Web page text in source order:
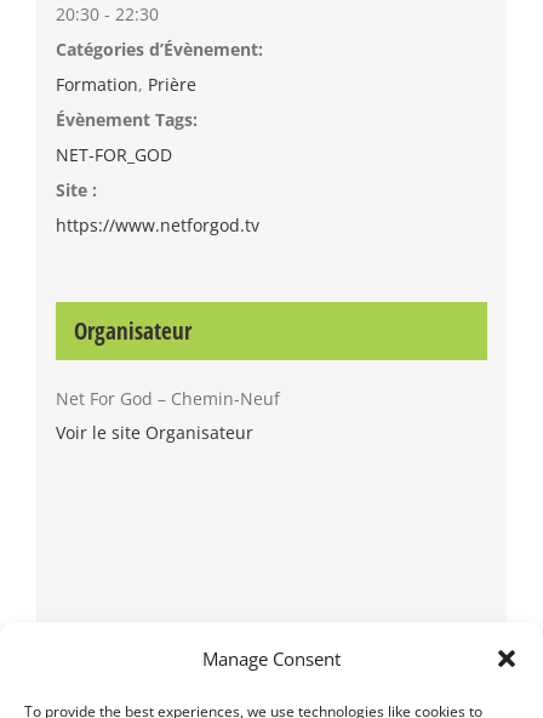
Manage Consent
To provide the best experiences, we use technologies like cookies to
20:30 - 22:30
Catégories d’Évènement:
Formation, Prière
Évènement Tags:
NET-FOR_GOD
Site :
https://www.netforgod.tv
Organisateur
Net For God – Chemin-Neuf
Voir le site Organisateur